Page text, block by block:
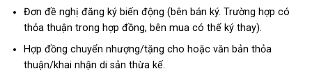
Đơn đề nghị đăng ký biến động (bên bán ký. Trường hợp có
thỏa thuận trong hợp đồng, bên mua có thể ký thay).
Hợp đồng chuyển nhượng/tặng cho hoặc văn bản thỏa
thuận/khai nhận di sản thừa kế.